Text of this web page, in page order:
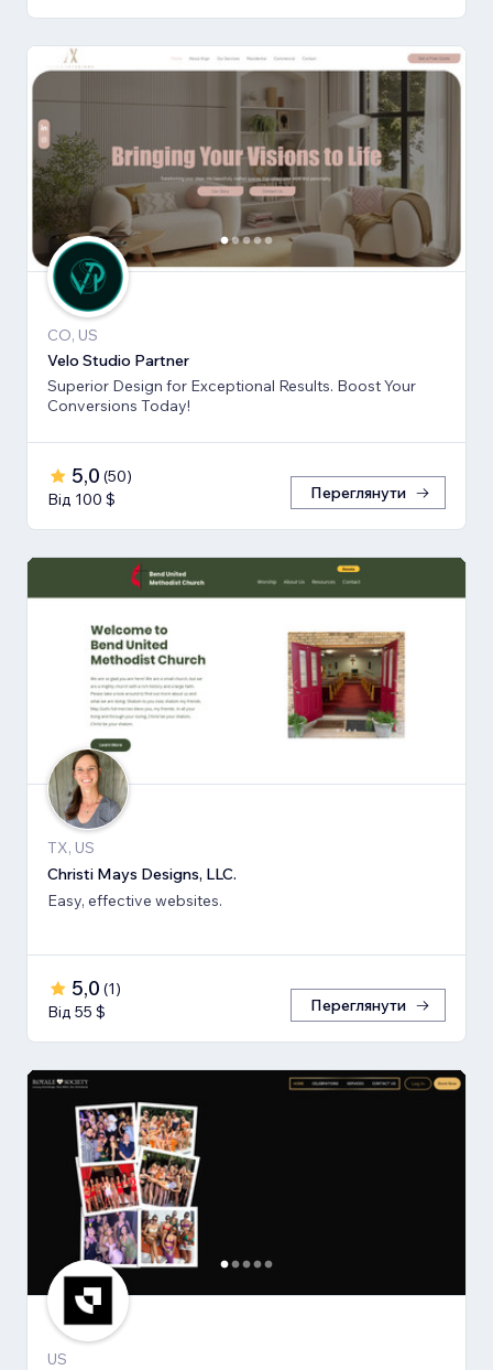
CO, US
Velo Studio Partner
Superior Design for Exceptional Results. Boost Your
Conversions Today!
5,0 (50)
Від 100 $
Переглянути
TX, US
Christi Mays Designs, LLC.
Easy, effective websites.
5,0 (1)
Від 55 $
Переглянути
US